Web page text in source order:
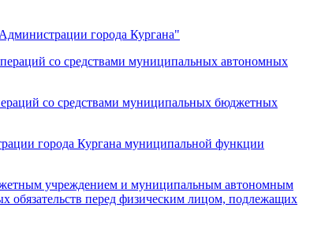
города Кургана"
со средствами муниципальных автономных
со средствами муниципальных бюджетных
города Кургана муниципальной функции
учреждением и муниципальным автономным
обязательств перед физическим лицом, подлежащих